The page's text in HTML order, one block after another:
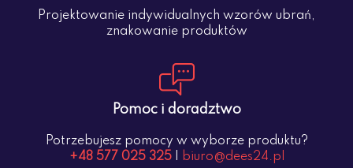
Projektowanie indywidualnych wzorów ubrań,
znakowanie produktów
Pomoc i doradztwo
Potrzebujesz pomocy w wyborze produktu?
+48 577 025 325| biuro@dees24.pl